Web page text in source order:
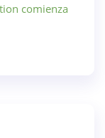
comienza